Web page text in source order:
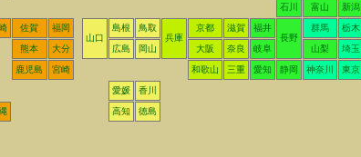
石川 富山 新潟
佐賀
福岡
山口
島根
鳥取
兵庫
京都 滋賀
福井
長野
群馬 栃木
熊本 大分 広島 岡山 大阪 奈良 岐阜 山梨 埼玉
鹿児島 宮崎 和歌山 三重 愛知 静岡 神奈川 東京
愛媛 香川
高知 徳島